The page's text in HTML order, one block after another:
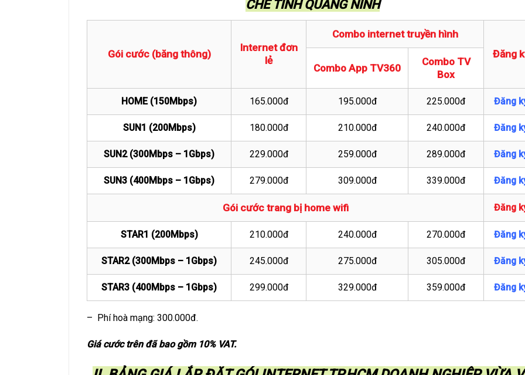
CHẼ TỈNH QUẢNG NINH
Gói cước (băng thông)
Internet đơn
lẻ
Combo internet truyền hình
Đăng
Combo App TV360
Combo TV
Box
HOME (150Mbps) 165.000đ 195.000đ 225.000đ Đăng
SUN1 (200Mbps) 180.000đ 210.000đ 240.000đ Đăng
SUN2 (300Mbps – 1Gbps) 229.000đ 259.000đ 289.000đ Đăng
SUN3 (400Mbps – 1Gbps) 279.000đ 309.000đ 339.000đ Đăng
Gói cước trang bị home wifi Đăng
STAR1 (200Mbps) 210.000đ 240.000đ 270.000đ Đăng
STAR2 (300Mbps – 1Gbps) 245.000đ 275.000đ 305.000đ Đăng
STAR3 (400Mbps – 1Gbps) 299.000đ 329.000đ 359.000đ Đăng
– Phí hoà mạng: 300.000đ.
Giá cước trên đã bao gồm 10% VAT.